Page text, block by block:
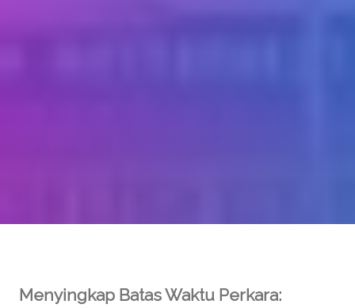
Menyingkap Batas Waktu Perkara: